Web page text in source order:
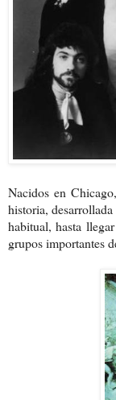
Nacidos en
historia,
habitual, hasta
grupos importantes